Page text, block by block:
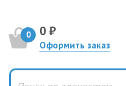
0 0 ₽
Оформить заказ